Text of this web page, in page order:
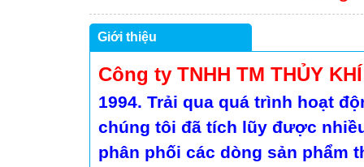
Giới thiệu
Công ty TNHH TM THỦY
1994. Trải qua quá trình hoạt
chúng tôi đã tích lũy được
phân phối các dòng sản phẩm